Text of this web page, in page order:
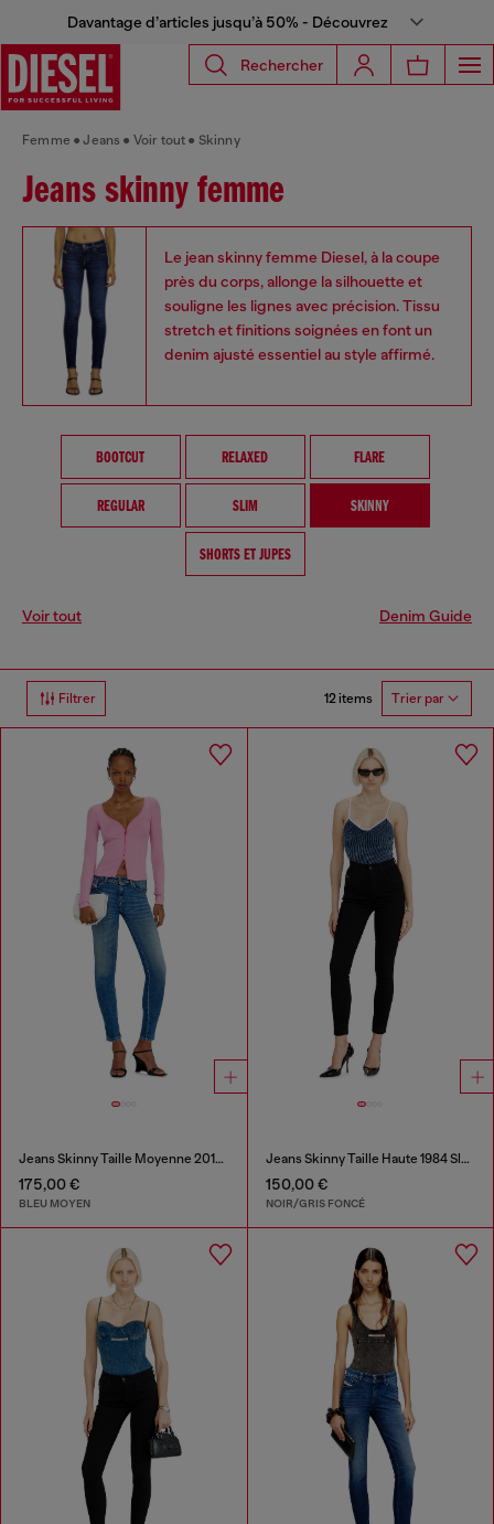
Davantage d’articles jusqu’à 50% - Découvrez
Rechercher
Femme Jeans Voir tout Skinny
Jeans skinny femme
Le jean skinny femme Diesel, à la coupe
près du corps, allonge la silhouette et
souligne les lignes avec précision. Tissu
stretch et finitions soignées en font un
denim ajusté essentiel au style affirmé.
BOOTCUT RELAXED FLARE
REGULAR SLIM SKINNY
SHORTS ET JUPES
Voir tout Denim Guide
Filtrer 12 items Trier par
Jeans Skinny Taille Moyenne 2017 Slandy
175,00 €
BLEU MOYEN
Jeans Skinny Taille Haute 1984 Slandy-High
150,00 €
NOIR/GRIS FONCÉ